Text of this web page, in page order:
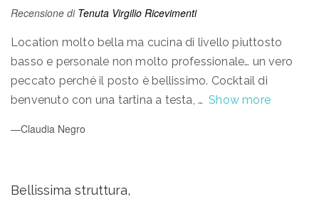
2
of
5
Recensione di Tenuta Virgilio Ricevimenti
Location molto bella ma cucina di livello piuttosto
basso e personale non molto professionale… un vero
peccato perché il posto è bellissimo. Cocktail di
benvenuto con una tartina a testa,
Show more
Claudia Negro
Bellissima struttura,